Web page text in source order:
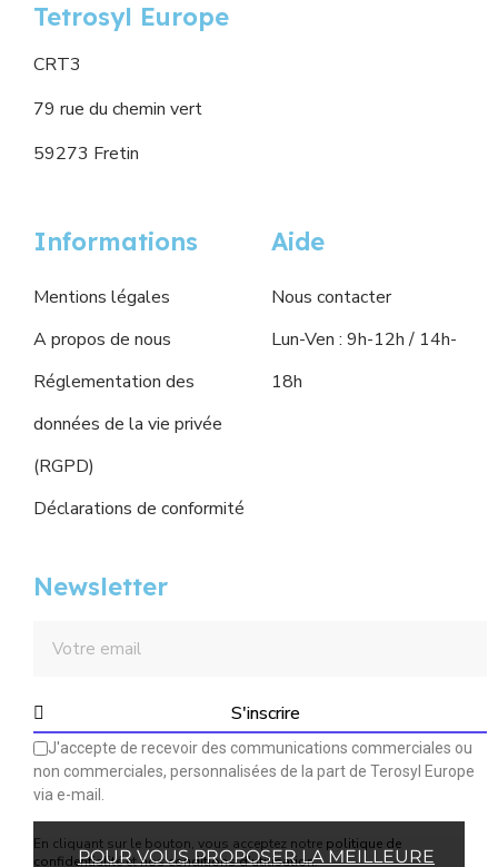
POUR VOUS PROPOSER LA MEILLEURE
Tetrosyl Europe
CRT3
79 rue du chemin vert
59273 Fretin
Informations
Mentions légales
A propos de nous
Réglementation des
données de la vie privée
(RGPD)
Déclarations de conformité
Aide
Nous contacter
Lun-Ven : 9h-12h / 14h-
18h
Newsletter
S'inscrire
J'accepte de recevoir des communications commerciales ou
non commerciales, personnalisées de la part de Terosyl Europe
via e-mail.
En cliquant sur le bouton, vous acceptez notre politique de
confidentialitéetnos conditions d'utilisation.